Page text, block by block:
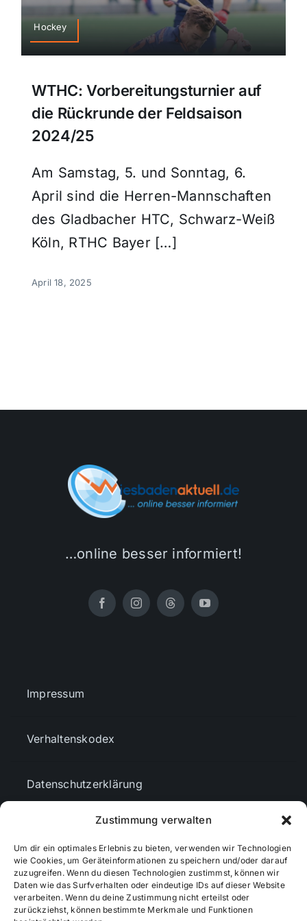
Zustimmung verwalten
Um dir ein optimales Erlebnis zu bieten, verwenden wir Technologien
wie Cookies, um Geräteinformationen zu speichern und/oder darauf
zuzugreifen. Wenn du diesen Technologien zustimmst, können wir
Daten wie das Surfverhalten oder eindeutige IDs auf dieser Website
verarbeiten. Wenn du deine Zustimmung nicht erteilst oder
zurückziehst, können bestimmte Merkmale und Funktionen
Sport
Panorama
Galerie
Verkehrsmeldungen
Hockey
WTHC: Vorbereitungsturnier auf
die Rückrunde der Feldsaison
2024/25
Am Samstag, 5. und Sonntag, 6.
April sind die Herren-Mannschaften
des Gladbacher HTC, Schwarz-Weiß
Köln, RTHC Bayer […]
April 18, 2025
…online besser informiert!
Impressum
Verhaltenskodex
Datenschutzerklärung
Cookie-Richtlinie (EU)